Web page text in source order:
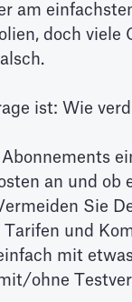
am
doch viele
ist: Wie
an und ob
Sie
Tarifen und
mit
ohne